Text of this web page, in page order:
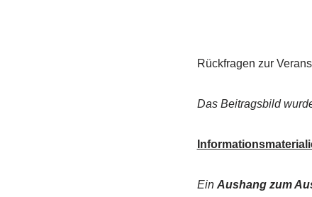
Rückfragen zur
Das Beitragsbild
Ein Aushang zum